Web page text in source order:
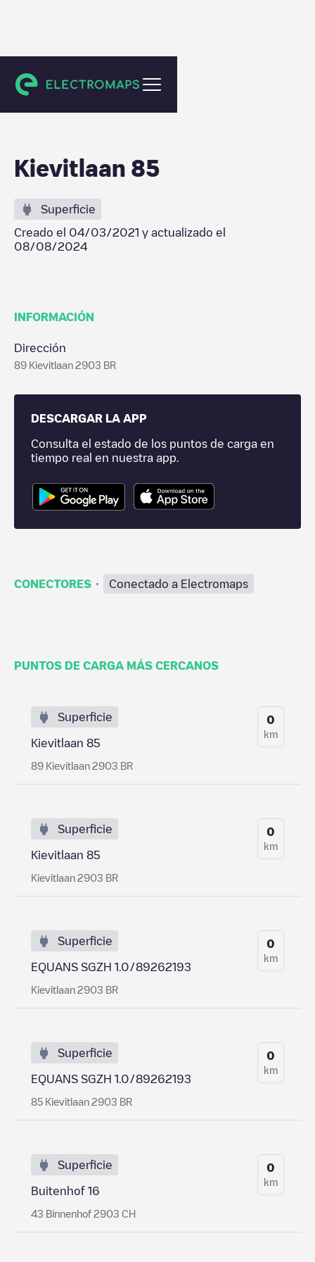
Capelle aan den IJssel
Kievitlaan 85
Superficie
Creado el 04/03/2021 y actualizado el
08/08/2024
INFORMACIÓN
Dirección
89 Kievitlaan 2903 BR
DESCARGAR LA APP
Consulta el estado de los puntos de carga en
tiempo real en nuestra app.
CONECTORES · Conectado a Electromaps
PUNTOS DE CARGA MÁS CERCANOS
Superficie
Kievitlaan 85
89 Kievitlaan 2903 BR
0
km
Superficie
Kievitlaan 85
Kievitlaan 2903 BR
0
km
Superficie
EQUANS SGZH 1.0/89262193
Kievitlaan 2903 BR
0
km
Superficie
EQUANS SGZH 1.0/89262193
85 Kievitlaan 2903 BR
0
km
Superficie
Buitenhof 16
43 Binnenhof 2903 CH
0
km